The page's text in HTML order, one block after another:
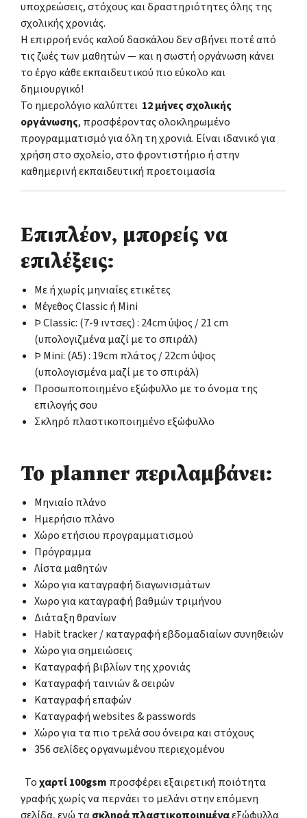
υποχρεώσεις, στόχους και δραστηριότητες όλης της
σχολικής χρονιάς.
Η επιρροή ενός καλού δασκάλου δεν σβήνει ποτέ από
τις ζωές των μαθητών — και η σωστή οργάνωση κάνει
το έργο κάθε εκπαιδευτικού πιο εύκολο και
δημιουργικό!
Το ημερολόγιο καλύπτει 12 μήνες σχολικής
οργάνωσης, προσφέροντας ολοκληρωμένο
προγραμματισμό για όλη τη χρονιά. Είναι ιδανικό για
χρήση στο σχολείο, στο φροντιστήριο ή στην
καθημερινή εκπαιδευτική προετοιμασία
Επιπλέον, μπορείς να
επιλέξεις:
Με ή χωρίς μηνιαίες ετικέτες
Μέγεθος Classic ή Mini
Þ Classic: (7-9 ιντσες) : 24cm ύψος / 21 cm
(υπολογιζμένα μαζί με το σπιράλ)
Þ Mini: (Α5) : 19cm πλάτος / 22cm ύψος
(υπολογισμένα μαζί με το σπιράλ)
Προσωποποιημένο εξώφυλλο με το όνομα της
επιλογής σου
Σκληρό πλαστικοποιημένο εξώφυλλο
Το planner περιλαμβάνει:
Μηνιαίο πλάνο
Ημερήσιο πλάνο
Χώρο ετήσιου προγραμματισμού
Πρόγραμμα
Λίστα μαθητών
Χώρο για καταγραφή διαγωνισμάτων
Χωρο για καταγραφή βαθμών τριμήνου
Διάταξη θρανίων
Habit tracker / καταγραφή εβδομαδιαίων συνηθειών
Χώρο για σημειώσεις
Καταγραφή βιβλίων της χρονιάς
Καταγραφή ταινιών & σειρών
Καταγραφή επαφών
Καταγραφή websites & passwords
Χώρο για τα πιο τρελά σου όνειρα και στόχους
356 σελίδες οργανωμένου περιεχομένου
Τοχαρτί 100gsm προσφέρει εξαιρετική ποιότητα
γραφής χωρίς να περνάει το μελάνι στην επόμενη